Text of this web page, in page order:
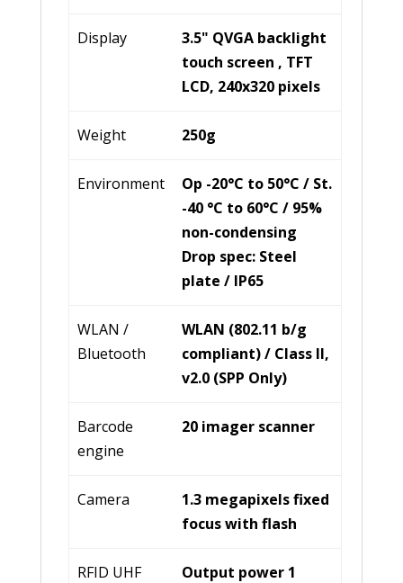
Display
3.5" QVGA backlight
touch screen , TFT
LCD, 240x320 pixels
Weight 250g
Environment
Op -20°C to 50°C / St.
-40 °C to 60°C / 95%
non-condensing
Drop spec: Steel
plate / IP65
WLAN /
Bluetooth
WLAN (802.11 b/g
compliant) / Class Il,
v2.0 (SPP Only)
Barcode
engine
20 imager scanner
Camera
1.3 megapixels fixed
focus with flash
RFID UHF
Output power 1